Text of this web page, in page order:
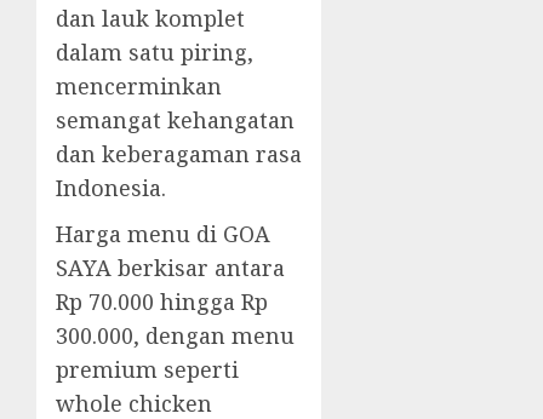
dan lauk komplet
dalam satu piring,
mencerminkan
semangat kehangatan
dan keberagaman rasa
Indonesia.
Harga menu di GOA
SAYA berkisar antara
Rp 70.000 hingga Rp
300.000, dengan menu
premium seperti
whole chicken